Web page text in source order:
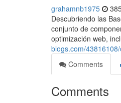
grahamnb1975
Descubriendo las
conjunto de
optimización web,
blogs.com/
Comments
Comments